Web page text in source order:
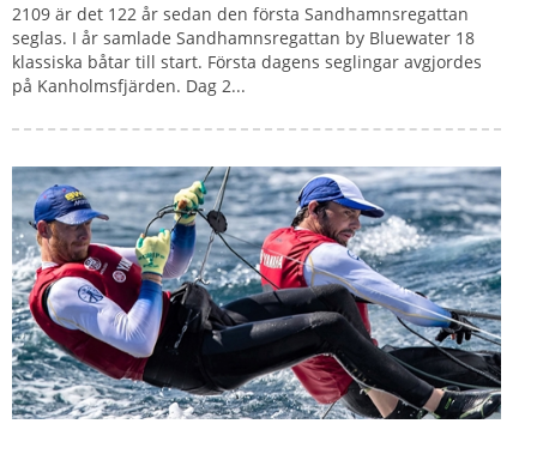
2109 är det 122 år sedan den första Sandhamnsregattan
seglas. I år samlade Sandhamnsregattan by Bluewater 18
klassiska båtar till start. Första dagens seglingar avgjordes
på Kanholmsfjärden. Dag 2...